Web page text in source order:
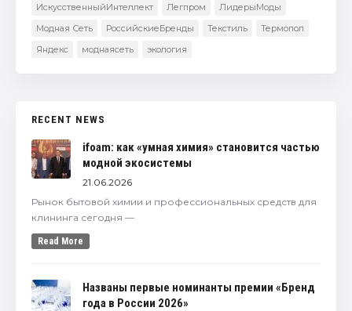
ИскусственныйИнтеллект
Легпром
ЛидерыМоды
Модная Сеть
РоссийскиеБренды Текстиль
Термопол
Яндекс
моднаясеть экология
RECENT NEWS
ifoam: как «умная химия» становится частью
модной экосистемы
21.06.2026
Рынок бытовой химии и профессиональных средств для
клининга сегодня —
Read More
Названы первые номинанты премии «Бренд
года в России 2026»